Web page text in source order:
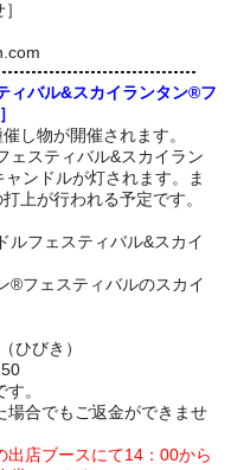
ィバル&スカイランタン®フ
し物が開催されます。
ェスティバル&スカイラン
ンドルが灯されます。ま
上が行われる予定です。
ルフェスティバル&スカイ
®フェスティバルのスカイ
ひびき）
。
合でもご返金ができませ
店ブースにて14：00から